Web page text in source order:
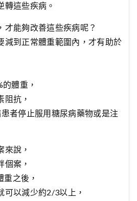
轉這些疾病。
才能夠改善這些疾病呢？
減到正常體重範圍內，才有助於
體重，
阻抗，
者停止服用糖尿病藥物或是注
來說，
個案，
之後，
可以減少約2/3以上，